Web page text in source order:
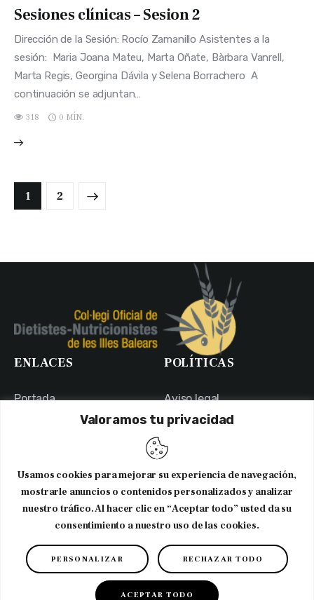
Valoramos tu privacidad
Usamos cookies para mejorar su experiencia de navegación,
mostrarle anuncios o contenidos personalizados y analizar
nuestro tráfico. Al hacer clic en “Aceptar todo” usted da su
consentimiento a nuestro uso de las cookies.
PERSONALIZAR RECHAZAR TODO
ACEPTAR TODO
Sesiones clínicas – Sesion 2
Dirección de la Sesión: Rocío Zamanillo Asistentes a la
sesión: Maria Joana Mateu, Marta Oñate, Bàrbara Vanrell,
Marta Regis, Georgina Dávila y Selena Borrachero A
continuación se adjuntan…
318 0 MÍN.
1 2
ENLACES
Portada
Portal de Transparencia
Usuarios
POLÍTICAS
Aviso legal
Política de Privacidad
Política de Cookies
Canal Ético
NEWSLETTER
Copyright © 2026. CODNIB. Colegio Oficial de Dietistas-
Nutricionistas de Illes Balears